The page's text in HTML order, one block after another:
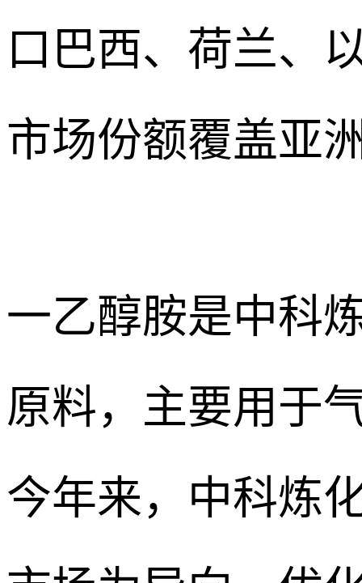
口巴西、荷兰、
市场份额覆盖亚
一乙醇胺是中科
原料，主要用于
今年来，中科炼